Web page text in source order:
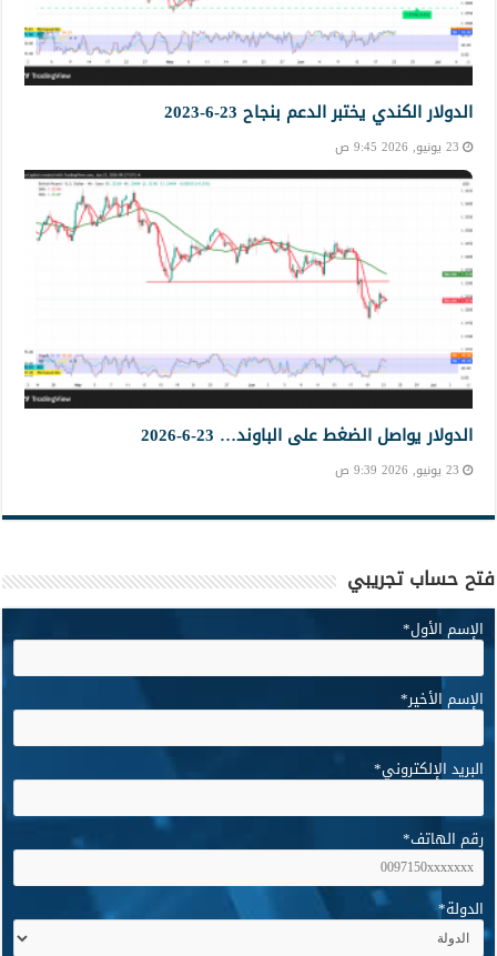
الدولار الكندي يختبر الدعم بنجاح 23-6-2023
23 يونيو, 2026 9:45 ص
الدولار يواصل الضغط على الباوند… 23-6-2026
23 يونيو, 2026 9:39 ص
فتح حساب تجريبي
الإسم الأول*
الإسم الأخير*
البريد الإلكتروني*
رقم الهاتف*
الدولة*